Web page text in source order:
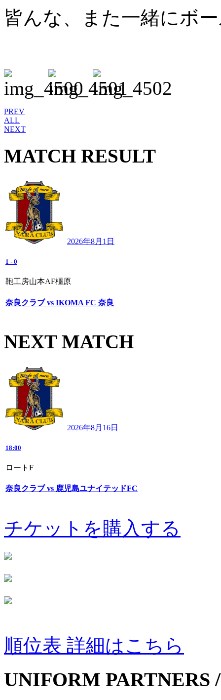
皆んな、また一緒にボ
PREV
ALL
NEXT
MATCH RESULT
2026年8月1日
1 - 0
鞄工房山本AF橿原
奈良クラブ vs IKOMA FC 奈良
NEXT MATCH
2026年8月16日
18:00
ロートF
奈良クラブ vs 鹿児島ユナイテッドFC
チケットを購入する
順位表 詳細はこちら
UNIFORM PARTNERS